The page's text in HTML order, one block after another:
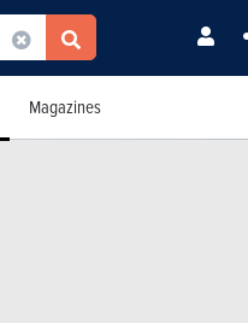
Magazines